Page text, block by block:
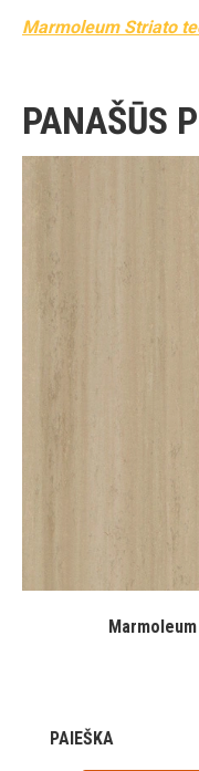
Marmoleum Striato
PANAŠŪS
PAIEŠKA